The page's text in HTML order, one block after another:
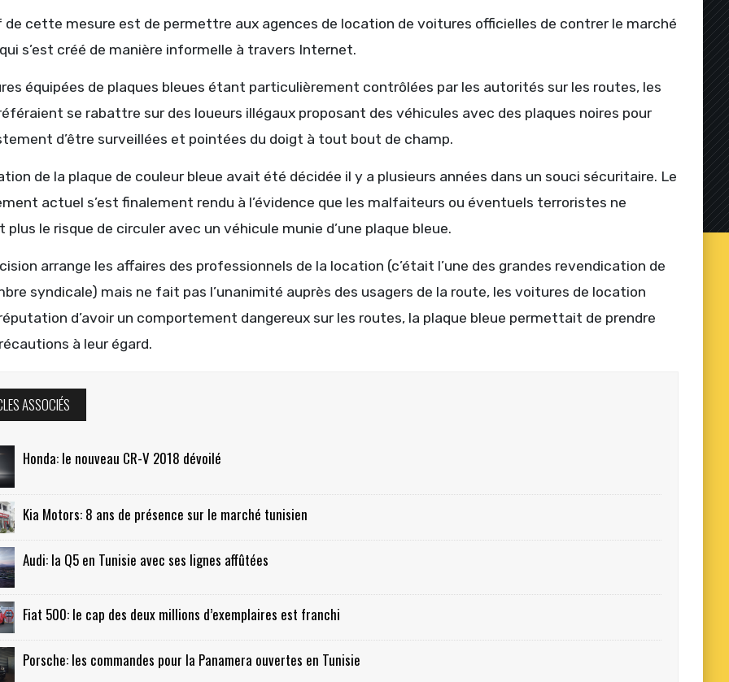
de cette mesure est de permettre aux agences de location de voitures officielles de contrer le marché
s’est créé de manière informelle à travers Internet.
équipées de plaques bleues étant particulièrement contrôlées par les autorités sur les routes, les
se rabattre sur des loueurs illégaux proposant des véhicules avec des plaques noires pour
d’être surveillées et pointées du doigt à tout bout de champ.
de la plaque de couleur bleue avait été décidée il y a plusieurs années dans un souci sécuritaire. Le
actuel s’est finalement rendu à l’évidence que les malfaiteurs ou éventuels terroristes ne
plus le risque de circuler avec un véhicule munie d’une plaque bleue.
arrange les affaires des professionnels de la location (c’était l’une des grandes revendication de
syndicale) mais ne fait pas l’unanimité auprès des usagers de la route, les voitures de location
d’avoir un comportement dangereux sur les routes, la plaque bleue permettait de prendre
à leur égard.
ASSOCIÉS
Honda: le nouveau CR-V 2018 dévoilé
Kia Motors: 8 ans de présence sur le marché tunisien
Audi: la Q5 en Tunisie avec ses lignes affûtées
Fiat 500: le cap des deux millions d’exemplaires est franchi
Porsche: les commandes pour la Panamera ouvertes en Tunisie